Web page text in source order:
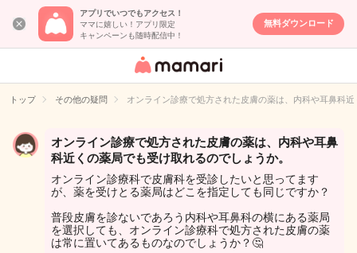
アプリでいつでもアクセス！
ママに嬉しい！アプリ限定
キャンペーンも随時配信中！
無料ダウンロード
女性専用匿名QA
イト
トップ その他の疑問 オンライン診療で処方された皮膚の薬は、内科や耳鼻科
オンライン診療で処方された皮膚の薬は、内科や耳鼻
科近くの薬局でも受け取れるのでしょうか。
オンライン診療科で皮膚科を受診したいと思ってます
が、薬を受けとる薬局はどこを指定しても同じですか？
普段皮膚を診ないであろう内科や耳鼻科の横にある薬局
を選択しても、オンライン診療科で処方された皮膚の薬
は常に置いてあるものなのでしょうか？🤔